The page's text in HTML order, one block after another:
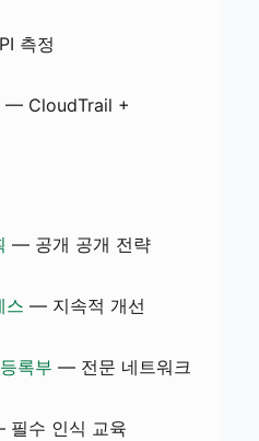
측정
— CloudTrail +
— 공개 공개 전략
스 — 지속적 개선
록부 — 전문 네트워크
수 인식 교육